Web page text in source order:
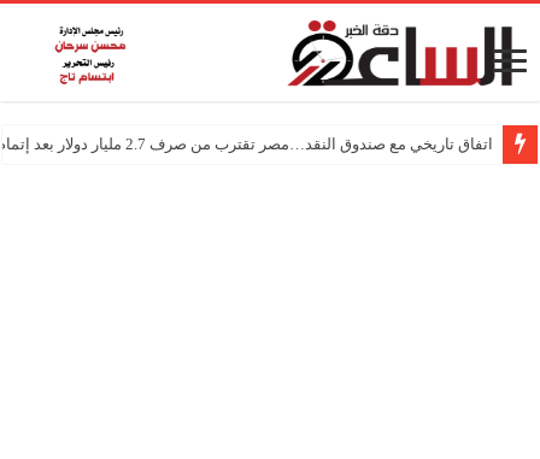
اتفاق تاريخي مع صندوق النقد…مصر تقترب من صرف 2.7 مليار دولار بعد إتمام المراجعتين